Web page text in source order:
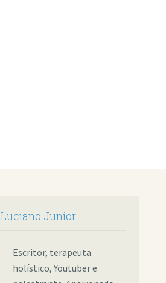
Luciano Junior
Escritor, terapeuta
holístico, Youtuber e